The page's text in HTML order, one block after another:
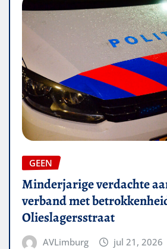
GEEN
Minderjarige verdachte
verband met
Olieslagersstraat
AVLimburg jul 21, 2026